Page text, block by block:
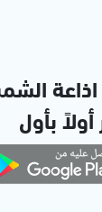
بأول